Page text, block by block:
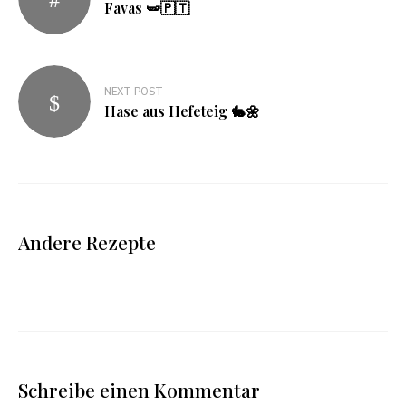
Favas 🫛🇵🇹
NEXT POST
Hase aus Hefeteig 🐇🌼
Andere Rezepte
Schreibe einen Kommentar